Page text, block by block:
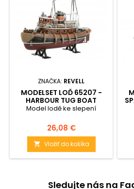
ZNAČKA: REVELL
MODELSET LOĎ 65207 -
HARBOUR TUG BOAT
(1:108)
Model lodě ke slepení
Cena
26,08 €
 Vložiť do košíka
Sledujte nás na